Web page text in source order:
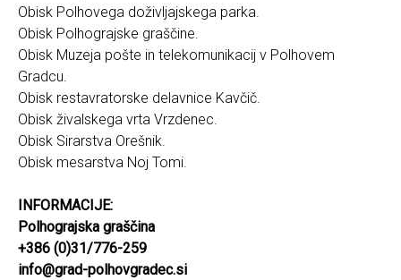
Obisk Polhovega doživljajskega parka.
Obisk Polhograjske graščine.
Obisk Muzeja pošte in telekomunikacij v Polhovem
Gradcu.
Obisk restavratorske delavnice Kavčič.
Obisk živalskega vrta Vrzdenec.
Obisk Sirarstva Orešnik.
Obisk mesarstva Noj Tomi.
INFORMACIJE:
Polhograjska graščina
+386 (0)31/776-259
info@grad-polhovgradec.si